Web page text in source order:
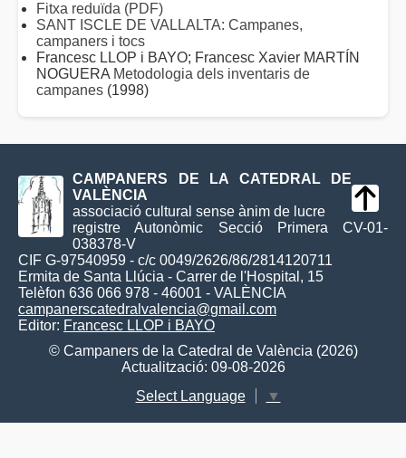
Fitxa reduïda (PDF)
SANT ISCLE DE VALLALTA: Campanes,
campaners i tocs
Francesc LLOP i BAYO; Francesc Xavier MARTÍN
NOGUERA Metodologia dels inventaris de
campanes (1998)
CAMPANERS DE LA CATEDRAL DE
VALÈNCIA
associació cultural sense ànim de lucre
registre Autonòmic Secció Primera CV-01-
038378-V
CIF G-97540959 - c/c 0049/2626/86/2814120711
Ermita de Santa Llúcia - Carrer de l'Hospital, 15
Telèfon 636 066 978 - 46001 - VALÈNCIA
campanerscatedralvalencia@gmail.com
Editor: Francesc LLOP i BAYO
© Campaners de la Catedral de València (2026)
Actualització: 09-08-2026
Select Language
▼